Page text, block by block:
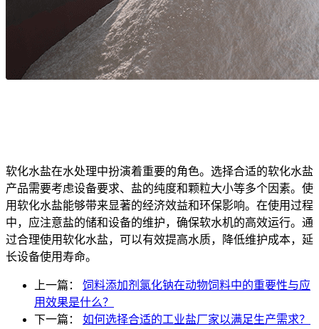
软化水盐在水处理中扮演着重要的角色。选择合适的软化水盐
产品需要考虑设备要求、盐的纯度和颗粒大小等多个因素。使
用软化水盐能够带来显著的经济效益和环保影响。在使用过程
中，应注意盐的储和设备的维护，确保软水机的高效运行。通
过合理使用软化水盐，可以有效提高水质，降低维护成本，延
长设备使用寿命。
上一篇： 饲料添加剂氯化钠在动物饲料中的重要性与应
用效果是什么？
下一篇： 如何选择合适的工业盐厂家以满足生产需求？